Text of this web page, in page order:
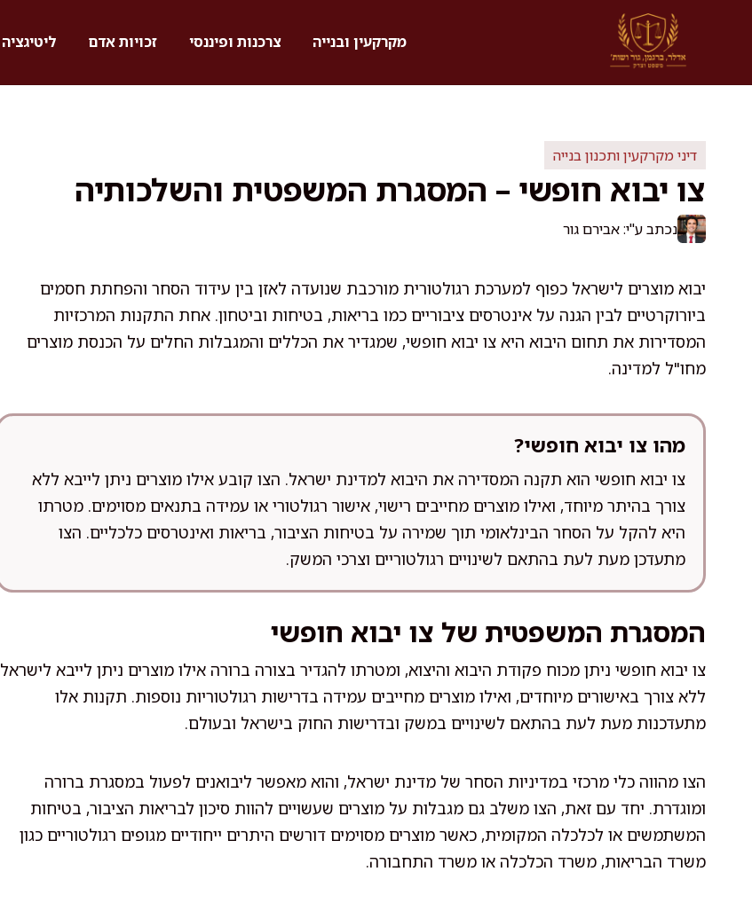
מקרקעין ובנייה צרכנות ופיננסי זכויות אדם ליטיגציה
דיני מקרקעין ותכנון בנייה
צו יבוא חופשי – המסגרת המשפטית והשלכותיה
נכתב ע"י: אבירם גור
יבוא מוצרים לישראל כפוף למערכת רגולטורית מורכבת שנועדה לאזן בין עידוד הסחר והפחתת חסמים
ביורוקרטיים לבין הגנה על אינטרסים ציבוריים כמו בריאות, בטיחות וביטחון. אחת התקנות המרכזיות
המסדירות את תחום היבוא היא צו יבוא חופשי, שמגדיר את הכללים והמגבלות החלים על הכנסת מוצרים
מחו"ל למדינה.
מהו צו יבוא חופשי?
צו יבוא חופשי הוא תקנה המסדירה את היבוא למדינת ישראל. הצו קובע אילו מוצרים ניתן לייבא ללא
צורך בהיתר מיוחד, ואילו מוצרים מחייבים רישוי, אישור רגולטורי או עמידה בתנאים מסוימים. מטרתו
היא להקל על הסחר הבינלאומי תוך שמירה על בטיחות הציבור, בריאות ואינטרסים כלכליים. הצו
מתעדכן מעת לעת בהתאם לשינויים רגולטוריים וצרכי המשק.
המסגרת המשפטית של צו יבוא חופשי
צו יבוא חופשי ניתן מכוח פקודת היבוא והיצוא, ומטרתו להגדיר בצורה ברורה אילו מוצרים ניתן לייבא לישראל
ללא צורך באישורים מיוחדים, ואילו מוצרים מחייבים עמידה בדרישות רגולטוריות נוספות. תקנות אלו
מתעדכנות מעת לעת בהתאם לשינויים במשק ובדרישות החוק בישראל ובעולם.
הצו מהווה כלי מרכזי במדיניות הסחר של מדינת ישראל, והוא מאפשר ליבואנים לפעול במסגרת ברורה
ומוגדרת. יחד עם זאת, הצו משלב גם מגבלות על מוצרים שעשויים להוות סיכון לבריאות הציבור, בטיחות
המשתמשים או לכלכלה המקומית, כאשר מוצרים מסוימים דורשים היתרים ייחודיים מגופים רגולטוריים כגון
משרד הבריאות, משרד הכלכלה או משרד התחבורה.